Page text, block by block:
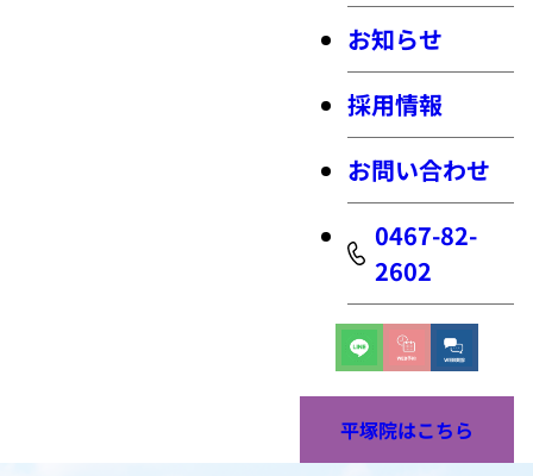
お知らせ
採用情報
お問い合わせ
0467-82-
2602
平塚院はこちら